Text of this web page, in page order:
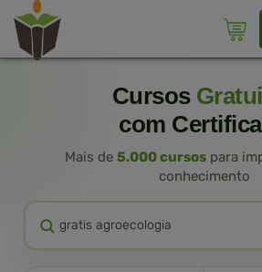
Cursos
com
Mais de 5.000 cursos para
conhecimento